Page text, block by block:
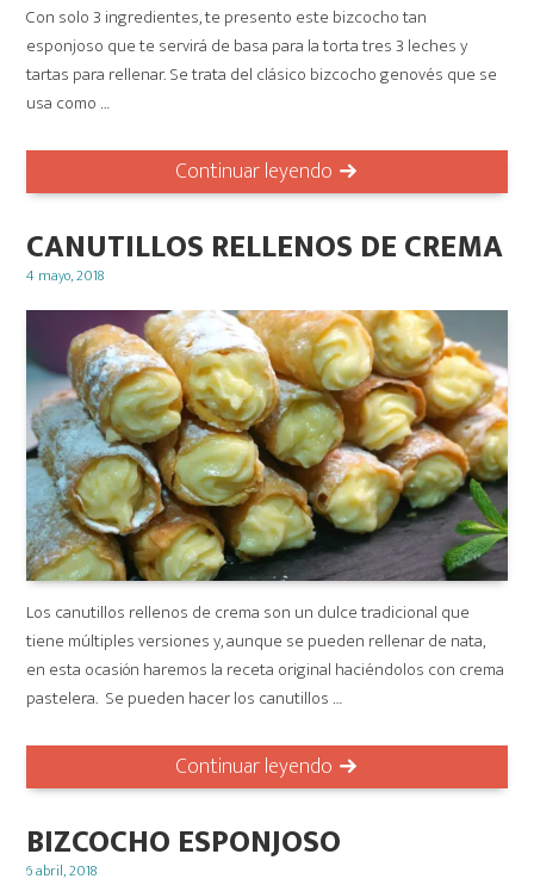
Con solo 3 ingredientes, te presento este bizcocho tan
esponjoso que te servirá de basa para la torta tres 3 leches y
tartas para rellenar. Se trata del clásico bizcocho genovés que se
usa como …
Continuar leyendo
CANUTILLOS RELLENOS DE CREMA
Posted
4 mayo, 2018
Los canutillos rellenos de crema son un dulce tradicional que
tiene múltiples versiones y, aunque se pueden rellenar de nata,
en esta ocasión haremos la receta original haciéndolos con crema
pastelera. Se pueden hacer los canutillos …
Continuar leyendo
BIZCOCHO ESPONJOSO
Posted
6 abril, 2018